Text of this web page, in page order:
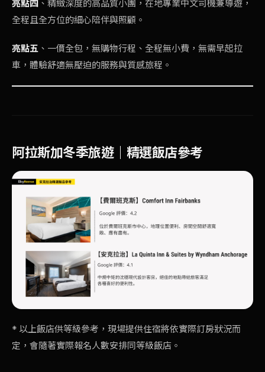
亮點四 、精緻深度的高品質小團，在地專業中文司機兼導遊，
全程且全方位的細心陪伴與照顧。
亮點五 、一價全包，無購物行程、全程無小費，無需早起拉
車，體驗舒適無壓迫的服務與質感旅程。
阿拉斯加冬季旅遊｜精選飯店參考
* 以上飯店供等級參考，現場提供住宿將依實際訂房狀況而
定，會隨著實際報名人數安排同等級飯店。